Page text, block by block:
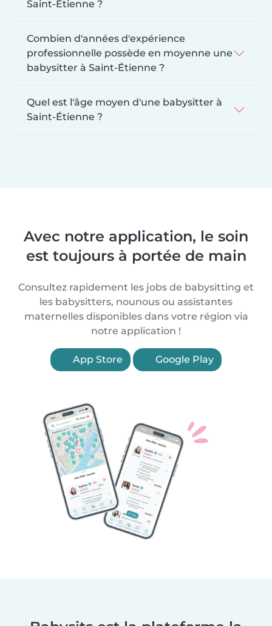
Saint-Étienne ?
Combien d'années d'expérience
professionnelle possède en moyenne une
babysitter à Saint-Étienne ?
Quel est l'âge moyen d'une babysitter à
Saint-Étienne ?
Avec notre application, le soin
est toujours à portée de main
Consultez rapidement les jobs de babysitting et
les babysitters, nounous ou assistantes
maternelles disponibles dans votre région via
notre application !
App Store Google Play